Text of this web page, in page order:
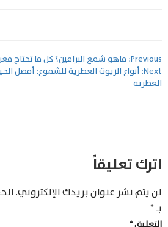
تصفّح
المقالات
Previous: ماهو شمع البرافين؟ كل ما تحتاج
Next: أنواع الزيوت العطرية للشموع: أفضل
العطرية
اترك تعليقاً
لن يتم نشر عنوان بريدك الإلكتروني.
بـ*